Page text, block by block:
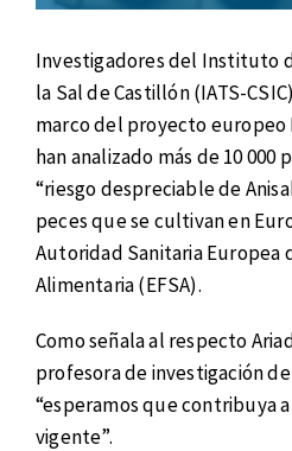
Investigadores del Instituto
la Sal de Castillón (IATS-
marco del proyecto europeo
han analizado más de 10
“riesgo despreciable de
peces que se cultivan en
Autoridad Sanitaria Europea
Alimentaria (EFSA).
Como señala al respecto
profesora de investigación
“esperamos que contribuya
vigente”.